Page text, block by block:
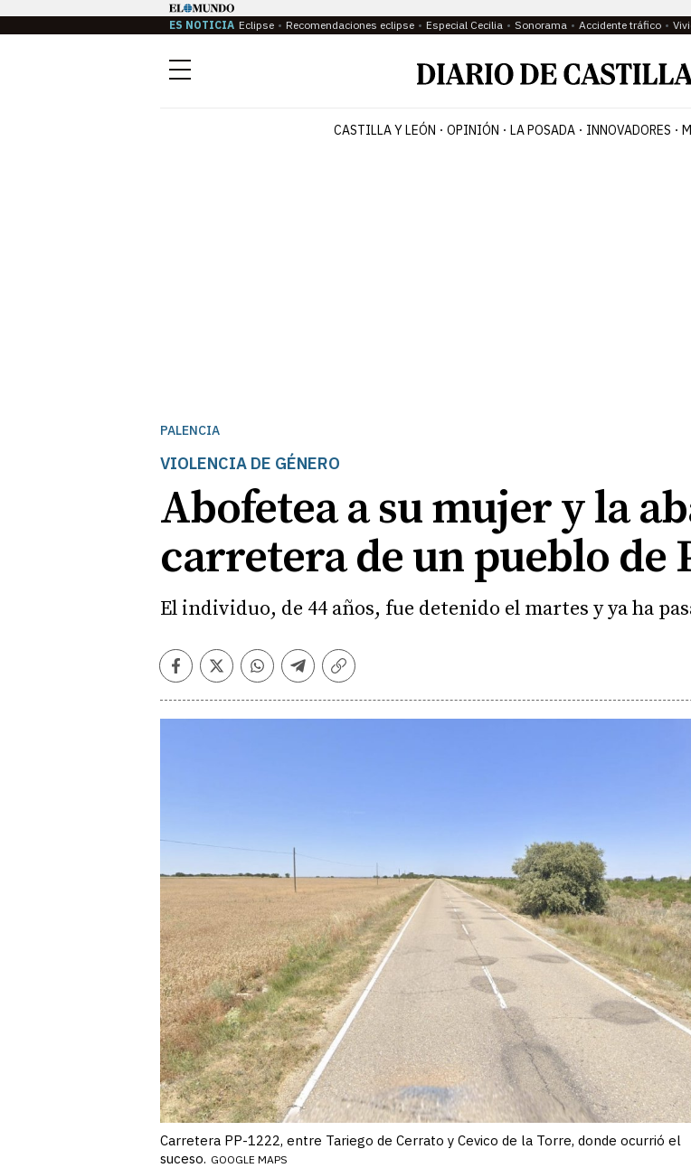
ES NOTICIA Eclipse Recomendaciones eclipse Especial Cecilia Sonorama Accidente tráfico
Menú
CASTILLA Y LEÓN OPINIÓN LA POSADA INNOVADORES
PALENCIA
VIOLENCIA DE GÉNERO
Abofetea a su mujer y la
carretera de un pueblo de
El individuo, de 44 años, fue detenido el martes y ya ha
Facebook
TwitterWhatsapp
Telegram
Copiar
Carretera PP-1222, entre Tariego de Cerrato y Cevico de la Torre, donde ocurrió el
suceso. GOOGLE MAPS